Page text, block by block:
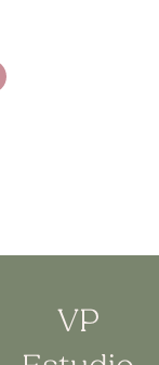
VP